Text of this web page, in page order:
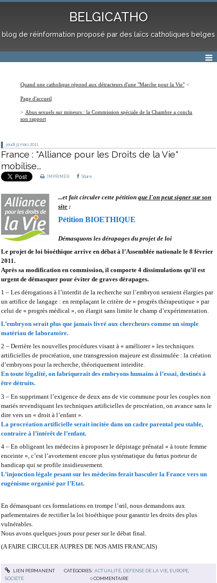
BELGICATHO
blog de réinformation proposé par des laïcs catholiques belges
Quand une catholique répond aux détracteurs d'une "Marche pour la Vie"
Page d'accueil
Abus sexuels sur mineurs : la Commission spéciale de la Chambre a conclu
son rapport
jeudi 31 mars 2011
France : "Alliance pour les Droits de la Vie"
mobilise...
IMPRIMER Share
...et fait circuler cette pétitionque l'on peut signer sur son
site :
Pétition BIOETHIQUE
Démasquons les dérapages du projet de loi
Le projet de loi bioéthique arrive en débat à l’Assemblée nationale le 8 février
2011.
Après sa modification en commission, il comporte 4 dissimulations qu’il est
urgent de démasquer pour éviter de graves dérapages.
1 – Les dérogations à l’interdit de la recherche sur l’embryon seraient élargies par
un artifice de langage : en remplaçant le critère de « progrès thérapeutique » par
celui de « progrès médical », on élargit sans limite le champ d’expérimentation.
L’embryon serait plus que jamais livré aux chercheurs comme un simple
matériau de laboratoire.
2 – Derrière les nouvelles procédures visant à « améliorer » les techniques
artificielles de procréation, une transgression majeure est dissimulée : la création
d’embryons pour la recherche, théoriquement interdite.
En toute légalité, on fabriquerait des embryons humains à l’essai, destinés à
être détruits.
3 – En supprimant l’exigence de deux ans de vie commune pour les couples non
mariés revendiquant les techniques artificielles de procréation, on avance sans le
dire vers un « droit à l’enfant ».
La procréation artificielle serait incitée dans un cadre parental peu stable,
contraire à l’intérêt de l’enfant.
4 – En obligeant les médecins à proposer le dépistage prénatal « à toute femme
enceinte », c’est l’avortement encore plus systématique du fœtus porteur de
handicap qui se profile insidieusement.
L’injonction légale pesant sur les médecins ferait basculer la France vers un
eugénisme organisé par l’Etat.
En démasquant ces formulations en trompe l’œil, nous demandons aux
parlementaires de rectifier la loi bioéthique pour garantir les droits des plus
vulnérables.
Nous avons quelques jours pour peser sur le débat final.
(A FAIRE CIRCULER AUPRES DE NOS AMIS FRANCAIS)
LIEN PERMANENT CATÉGORIES :ACTUALITÉ, DÉFENSE DE LA VIE, EUROPE,
SOCIÉTÉ
0 COMMENTAIRE